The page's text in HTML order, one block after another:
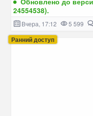
24554538).
Вчера, 17:12 5 599
Ранний доступ